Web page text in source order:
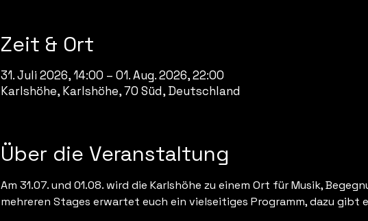
Zeit & Ort
31. Juli 2026, 14:00 – 01. Aug. 2026, 22:00
Karlshöhe, Karlshöhe, 70 Süd, Deutschland
Über die Veranstaltung
Am 31.07. und 01.08. wird die Karlshöhe zu einem Ort für Musik,
mehreren Stages erwartet euch ein vielseitiges Programm, dazu gibt